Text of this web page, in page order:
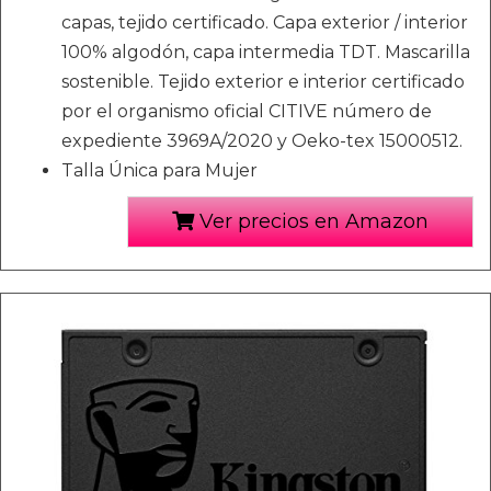
capas, tejido certificado. Capa exterior / interior
100% algodón, capa intermedia TDT. Mascarilla
sostenible. Tejido exterior e interior certificado
por el organismo oficial CITIVE número de
expediente 3969A/2020 y Oeko-tex 15000512.
Talla Única para Mujer
Ver precios en Amazon